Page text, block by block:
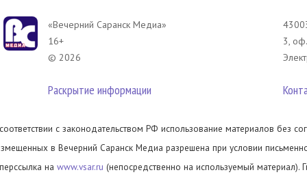
«Вечерний Саранск Mедиа»
16+
© 2026
Раскрытие информации
3,
с законодательством РФ использование материалов без
в Вечерний Саранск Медиа разрешена при условии
на www.vsar.ru (непосредственно на используемый материал).